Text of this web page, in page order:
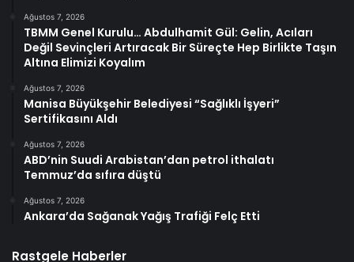
Ağustos 7, 2026
TBMM Genel Kurulu… Abdulhamit Gül: Gelin, Acıları
Değil Sevinçleri Artıracak Bir Süreçte Hep Birlikte Taşın
Altına Elimizi Koyalım
Ağustos 7, 2026
Manisa Büyükşehir Belediyesi “Sağlıklı İşyeri”
Sertifikasını Aldı
Ağustos 7, 2026
ABD’nin Suudi Arabistan’dan petrol ithalatı
Temmuz’da sıfıra düştü
Ağustos 7, 2026
Ankara’da Sağanak Yağış Trafiği Felç Etti
Rastgele Haberler